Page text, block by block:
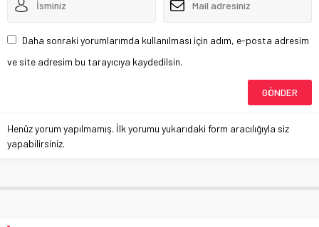
Daha sonraki yorumlarımda kullanılması için adım, e-posta adresim
ve site adresim bu tarayıcıya kaydedilsin.
Henüz yorum yapılmamış. İlk yorumu yukarıdaki form aracılığıyla siz
yapabilirsiniz.